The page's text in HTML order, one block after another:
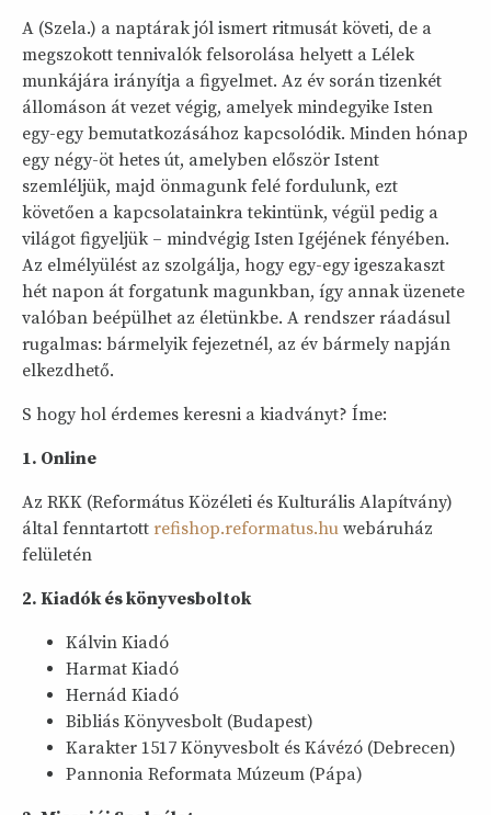
A (Szela.) a naptárak jól ismert ritmusát követi, de a
megszokott tennivalók felsorolása helyett a Lélek
munkájára irányítja a figyelmet. Az év során tizenkét
állomáson át vezet végig, amelyek mindegyike Isten
egy-egy bemutatkozásához kapcsolódik. Minden hónap
egy négy-öt hetes út, amelyben először Istent
szemléljük, majd önmagunk felé fordulunk, ezt
követően a kapcsolatainkra tekintünk, végül pedig a
világot figyeljük – mindvégig Isten Igéjének fényében.
Az elmélyülést az szolgálja, hogy egy-egy igeszakaszt
hét napon át forgatunk magunkban, így annak üzenete
valóban beépülhet az életünkbe. A rendszer ráadásul
rugalmas: bármelyik fejezetnél, az év bármely napján
elkezdhető.
S hogy hol érdemes keresni a kiadványt? Íme:
1. Online
Az RKK (Református Közéleti és Kulturális Alapítvány)
által fenntartott refishop.reformatus.hu webáruház
felületén
2. Kiadók és könyvesboltok
Kálvin Kiadó
Harmat Kiadó
Hernád Kiadó
Bibliás Könyvesbolt (Budapest)
Karakter 1517 Könyvesbolt és Kávézó (Debrecen)
Pannonia Reformata Múzeum (Pápa)